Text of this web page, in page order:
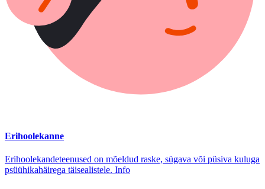
Erihoolekanne
Erihoolekandeteenused on mõeldud raske, sügava või püsiva kuluga
psüühikahäirega täisealistele. Info